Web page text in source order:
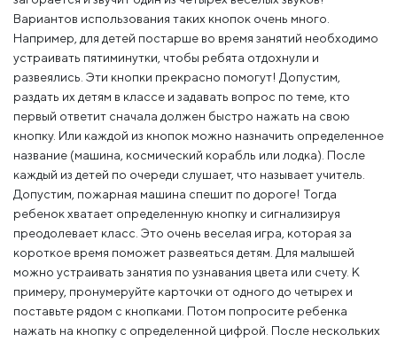
Вариантов использования таких кнопок очень много.
Например, для детей постарше во время занятий необходимо
устраивать пятиминутки, чтобы ребята отдохнули и
развеялись. Эти кнопки прекрасно помогут! Допустим,
раздать их детям в классе и задавать вопрос по теме, кто
первый ответит сначала должен быстро нажать на свою
кнопку. Или каждой из кнопок можно назначить определенное
название (машина, космический корабль или лодка). После
каждый из детей по очереди слушает, что называет учитель.
Допустим, пожарная машина спешит по дороге! Тогда
ребенок хватает определенную кнопку и сигнализируя
преодолевает класс. Это очень веселая игра, которая за
короткое время поможет развеяться детям. Для малышей
можно устраивать занятия по узнавания цвета или счету. К
примеру, пронумеруйте карточки от одного до четырех и
поставьте рядом с кнопками. Потом попросите ребенка
нажать на кнопку с определенной цифрой. После нескольких